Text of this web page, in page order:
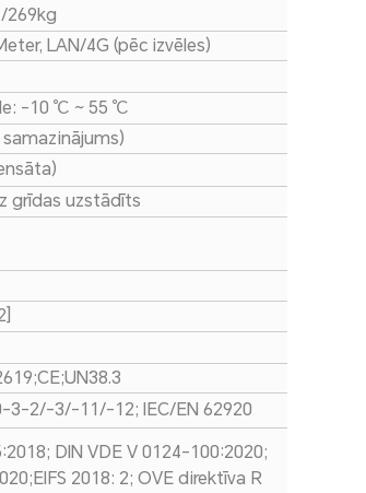
269kg
LAN/4G (pēc izvēles)
-10 ℃ ~ 55 ℃
grīdas uzstādīts
3-2/-3/-11/-12; IEC/EN 62920
DIN VDE V 0124-100:2020;
2018: 2; OVE direktīva R